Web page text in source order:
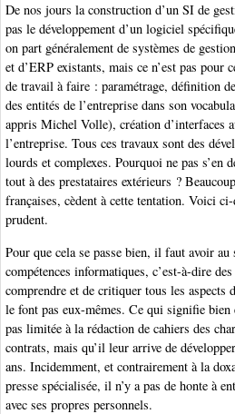
De nos jours la construction d’un SI de
pas le développement d’un logiciel
on part généralement de systèmes de
et d’ERP existants, mais ce n’est pas pour
de travail à faire : paramétrage, définition
des entités de l’entreprise dans son
appris Michel Volle), création d’interfaces
l’entreprise. Tous ces travaux sont des
lourds et complexes. Pourquoi ne pas s’en
tout à des prestataires extérieurs ?
françaises, cèdent à cette tentation. Voici
prudent.
Pour que cela se passe bien, il faut avoir au
compétences informatiques, c’est-à-dire
comprendre et de critiquer tous les aspects
le font pas eux-mêmes. Ce qui signifie bien
pas limitée à la rédaction de cahiers des
contrats, mais qu’il leur arrive de
ans. Incidemment, et contrairement à la
presse spécialisée, il n’y a pas de honte à
avec ses propres personnels.